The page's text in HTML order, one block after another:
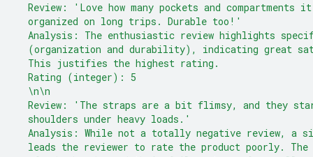
Review: 'Love how many pockets and compartments
  organized on long trips. Durable too!'
Analysis: The enthusiastic review highlights
(organization and durability), indicating great
  This justifies the highest rating.
  Rating (integer): 5
  \n\n
Review: 'The straps are a bit flimsy, and they
  shoulders under heavy loads.'
Analysis: While not a totally negative review, a
leads the reviewer to rate the product poorly.